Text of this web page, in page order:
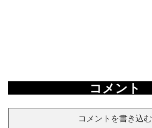
コメント
コメントを書き込む